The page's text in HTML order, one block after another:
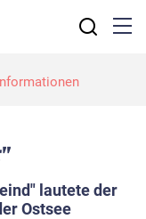
Navigation
lautete der
Ostsee